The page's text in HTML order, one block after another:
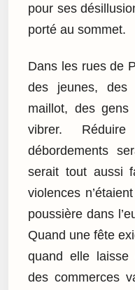
pour ses
porté au sommet.
Dans les rues de
des jeunes, des
maillot, des
vibrer.
débordements
serait tout aussi
violences
poussière dans
Quand une fête
quand elle laisse
des commerces